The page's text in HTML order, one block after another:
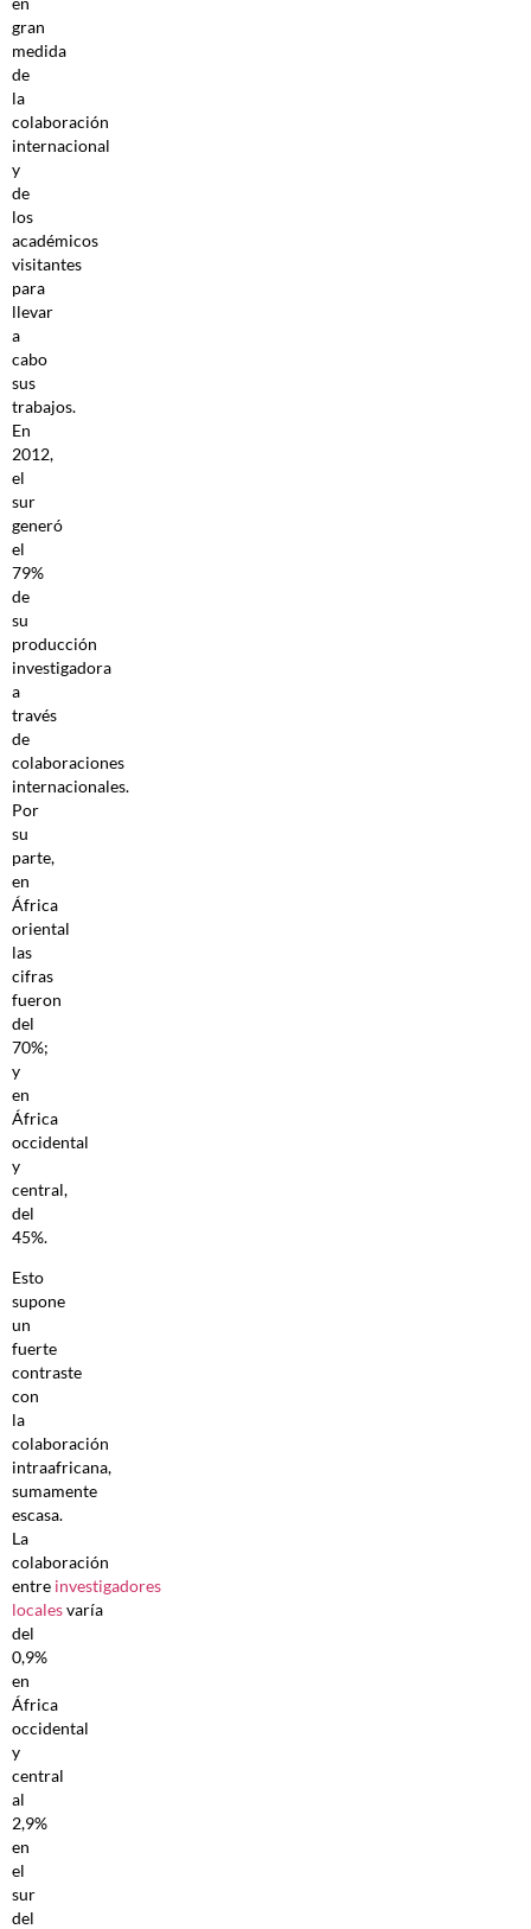
gran
medida
de
la
colaboración
internacional
y
de
los
académicos
visitantes
para
llevar
a
cabo
sus
trabajos.
En
2012,
el
sur
generó
el
79%
de
su
producción
investigadora
a
través
de
colaboraciones
internacionales.
Por
su
parte,
en
África
oriental
las
cifras
fueron
del
70%;
y
en
África
occidental
y
central,
del
45%.
Esto
supone
un
fuerte
contraste
con
la
colaboración
intraafricana,
sumamente
escasa.
La
colaboración
entre investigadores
localesvaría
del
0,9%
en
África
occidental
y
central
al
2,9%
en
el
sur
del